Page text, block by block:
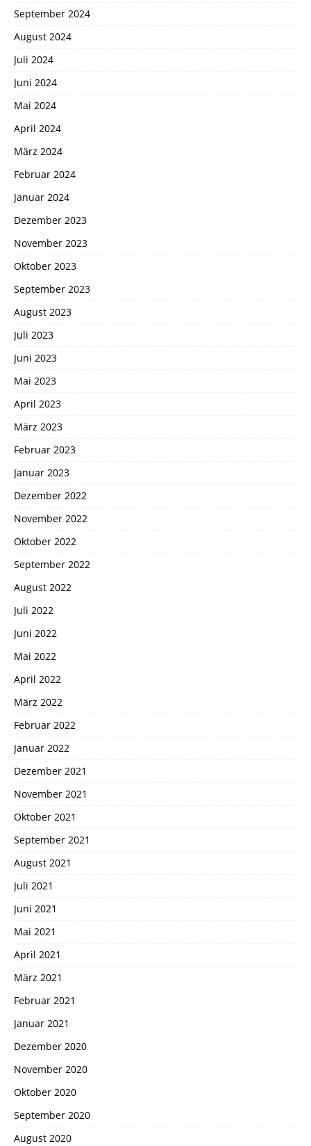
September 2024
August 2024
Juli 2024
Juni 2024
Mai 2024
April 2024
März 2024
Februar 2024
Januar 2024
Dezember 2023
November 2023
Oktober 2023
September 2023
August 2023
Juli 2023
Juni 2023
Mai 2023
April 2023
März 2023
Februar 2023
Januar 2023
Dezember 2022
November 2022
Oktober 2022
September 2022
August 2022
Juli 2022
Juni 2022
Mai 2022
April 2022
März 2022
Februar 2022
Januar 2022
Dezember 2021
November 2021
Oktober 2021
September 2021
August 2021
Juli 2021
Juni 2021
Mai 2021
April 2021
März 2021
Februar 2021
Januar 2021
Dezember 2020
November 2020
Oktober 2020
September 2020
August 2020